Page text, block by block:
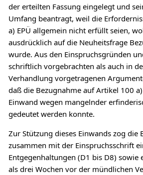
der erteilten Fassung eingelegt und
Umfang beantragt, weil die
a) EPÜ allgemein nicht erfüllt seien,
ausdrücklich auf die Neuheitsfrage
wurde. Aus den Einspruchsgründen
schriftlich vorgebrachten als auch in
Verhandlung vorgetragenen
daß die Bezugnahme auf Artikel 100
Einwand wegen mangelnder
gedeutet werden konnte.
Zur Stützung dieses Einwands zog die
zusammen mit der Einspruchsschrift
Entgegenhaltungen (D1 bis D8) sowie
als drei Wochen vor der mündlichen